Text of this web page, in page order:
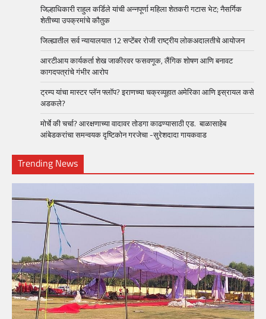
जिल्हाधिकारी राहुल कर्डिले यांची अन्नपूर्णा महिला शेतकरी गटास भेट; नैसर्गिक
शेतीच्या उपक्रमांचे कौतुक
जिल्ह्यातील सर्व न्यायालयात 12 सप्टेंबर रोजी राष्ट्रीय लोकअदालतीचे आयोजन
आरटीआय कार्यकर्ता शेख जाकीरवर फसवणूक, लैंगिक शोषण आणि बनावट
कागदपत्रांचे गंभीर आरोप
ट्रम्प यांचा मास्टर प्लॅन फ्लॉप? इराणच्या चक्रव्यूहात अमेरिका आणि इस्रायल कसे
अडकले?
मोर्चे की चर्चा? आरक्षणाच्या वादावर तोडगा काढण्यासाठी एड. बाळासाहेब
आंबेडकरांचा समन्वयक दृष्टिकोन गरजेचा -सुरेशदादा गायकवाड
Trending News